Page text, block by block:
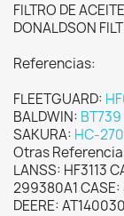
FILTRO DE ACEITE
DONALDSON
Referencias:
FLEETGUARD:
BALDWIN:
SAKURA: HC-
Otras
LANSS: HF3113
299380A1 CASE:
DEERE: